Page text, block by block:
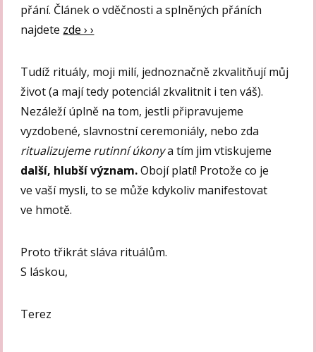
přání. Článek o vděčnosti a splněných přáních
najdete zde › ›
Tudíž rituály, moji milí, jednoznačně zkvalitňují můj
život (a mají tedy potenciál zkvalitnit i ten váš).
Nezáleží úplně na tom, jestli připravujeme
vyzdobené, slavnostní ceremoniály, nebo zda
ritualizujeme rutinní úkonya tím jim vtiskujeme
další, hlubší význam.Obojí platí! Protože co je
ve vaší mysli, to se může kdykoliv manifestovat
ve hmotě.
Proto třikrát sláva rituálům.
S láskou,
Terez